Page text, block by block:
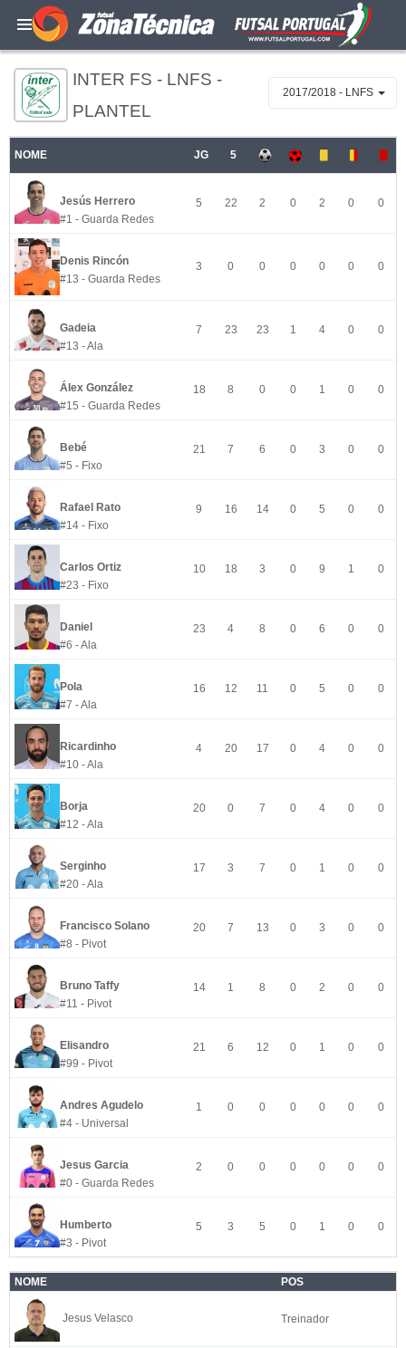
INTER FS - LNFS -
PLANTEL
2017/2018 - LNFS
NOME JG 5
Jesús Herrero
#1 - Guarda Redes
5 22 2 0 2 0 0
Denis Rincón
#13 - Guarda Redes
3 0 0 0 0 0 0
Gadeia
#13 - Ala
7 23 23 1 4 0 0
Álex González
#15 - Guarda Redes
18 8 0 0 1 0 0
Bebé
#5 - Fixo
21 7 6 0 3 0 0
Rafael Rato
#14 - Fixo
9 16 14 0 5 0 0
Carlos Ortiz
#23 - Fixo
10 18 3 0 9 1 0
Daniel
#6 - Ala
23 4 8 0 6 0 0
Pola
#7 - Ala
16 12 11 0 5 0 0
Ricardinho
#10 - Ala
4 20 17 0 4 0 0
Borja
#12 - Ala
20 0 7 0 4 0 0
Serginho
#20 - Ala
17 3 7 0 1 0 0
Francisco Solano
#8 - Pivot
20 7 13 0 3 0 0
Bruno Taffy
#11 - Pivot
14 1 8 0 2 0 0
Elisandro
#99 - Pivot
21 6 12 0 1 0 0
Andres Agudelo
#4 - Universal
1 0 0 0 0 0 0
Jesus Garcia
#0 - Guarda Redes
2 0 0 0 0 0 0
Humberto
#3 - Pivot
5 3 5 0 1 0 0
NOME POS
Jesus Velasco Treinador